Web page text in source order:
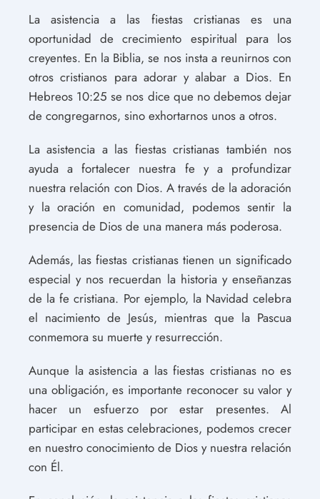
La asistencia a las fiestas cristianas es una
oportunidad de crecimiento espiritual para los
creyentes. En la Biblia, se nos insta a reunirnos con
otros cristianos para adorar y alabar a Dios. En
Hebreos 10:25 se nos dice que no debemos dejar
de congregarnos, sino exhortarnos unos a otros.
La asistencia a las fiestas cristianas también nos
ayuda a fortalecer nuestra fe y a profundizar
nuestra relación con Dios. A través de la adoración
y la oración en comunidad, podemos sentir la
presencia de Dios de una manera más poderosa.
Además, las fiestas cristianas tienen un significado
especial y nos recuerdan la historia y enseñanzas
de la fe cristiana. Por ejemplo, la Navidad celebra
el nacimiento de Jesús, mientras que la Pascua
conmemora su muerte y resurrección.
Aunque la asistencia a las fiestas cristianas no es
una obligación, es importante reconocer su valor y
hacer un esfuerzo por estar presentes. Al
participar en estas celebraciones, podemos crecer
en nuestro conocimiento de Dios y nuestra relación
con Él.